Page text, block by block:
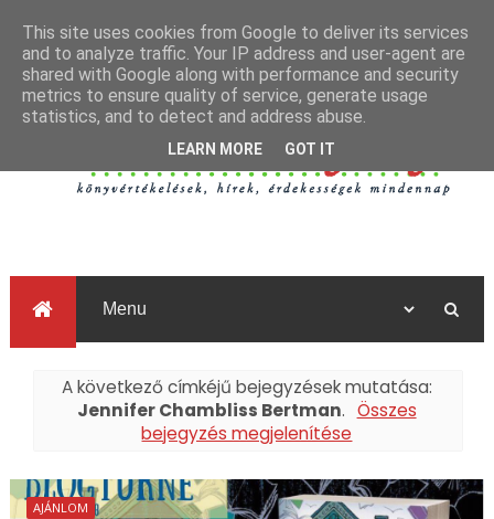
A következő címkéjű bejegyzések mutatása:
Jennifer Chambliss Bertman. Összes
bejegyzés megjelenítése
AJÁNLOM
This site uses cookies from Google to deliver its services
and to analyze traffic. Your IP address and user-agent are
shared with Google along with performance and security
metrics to ensure quality of service, generate usage
statistics, and to detect and address abuse.
LEARN MORE GOT IT